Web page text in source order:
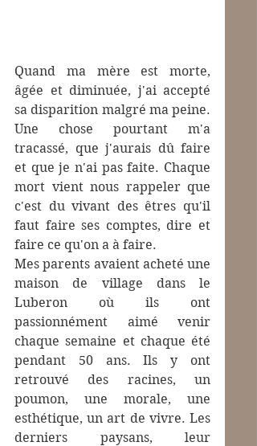
Quand ma mère est morte,
âgée et diminuée, j'ai accepté
sa disparition malgré ma peine.
Une chose pourtant m'a
tracassé, que j'aurais dû faire
et que je n'ai pas faite. Chaque
mort vient nous rappeler que
c'est du vivant des êtres qu'il
faut faire ses comptes, dire et
faire ce qu'on a à faire.
Mes parents avaient acheté une
maison de village dans le
Luberon où ils ont
passionnément aimé venir
chaque semaine et chaque été
pendant 50 ans. Ils y ont
retrouvé des racines, un
poumon, une morale, une
esthétique, un art de vivre. Les
derniers paysans, leur